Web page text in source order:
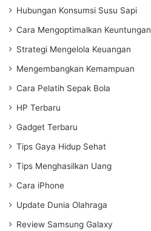
Hubungan Konsumsi Susu Sapi
Cara Mengoptimalkan Keuntungan
Strategi Mengelola Keuangan
Mengembangkan Kemampuan
Cara Pelatih Sepak Bola
HP Terbaru
Gadget Terbaru
Tips Gaya Hidup Sehat
Tips Menghasilkan Uang
Cara iPhone
Update Dunia Olahraga
Review Samsung Galaxy